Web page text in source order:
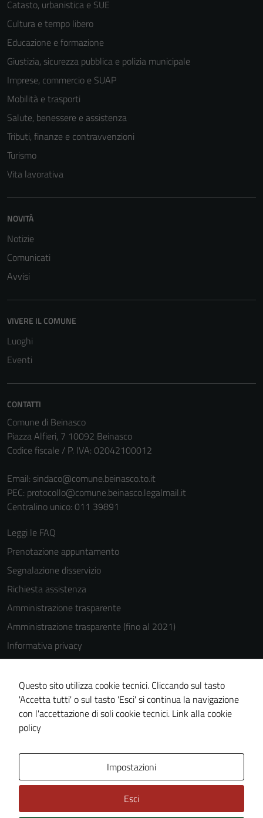
Catasto, urbanistica e SUE
Cultura e tempo libero
Educazione e formazione
Giustizia, sicurezza pubblica e polizia municipale
Imprese, commercio e SUAP
Mobilità e trasporti
Salute, benessere e assistenza
Tributi, finanze e contravvenzioni
Turismo
Vita lavorativa
NOVITÀ
Notizie
Comunicati
Avvisi
VIVERE IL COMUNE
Luoghi
Eventi
CONTATTI
Comune di Beinasco
Piazza Alfieri, 7 10092 Beinasco
Codice fiscale / P. IVA: 02042100012
Email: sindaco@comune.beinasco.to.it
PEC: protocollo@comune.beinasco.legalmail.it
Centralino unico: 011 39891
Leggi le FAQ
Prenotazione appuntamento
Segnalazione disservizio
Richiesta assistenza
Amministrazione trasparente
Amministrazione trasparente (fino al 2021)
Informativa privacy
Cookie Policy
Note legali
Dichiarazione di accessibilità
Piano di miglioramento del sito
Questo sito utilizza cookie tecnici. Cliccando sul tasto
'Accetta tutti' o sul tasto 'Esci' si continua la navigazione
con l'accettazione di soli cookie tecnici. Link alla cookie
policy
Impostazioni
Esci
Tecnici
sono necessari
per il
personali.